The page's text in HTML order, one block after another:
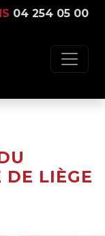
04 254 05 00
DE LIÈGE